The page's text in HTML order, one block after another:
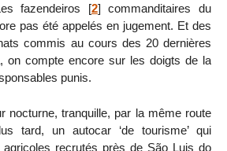
fazendeiros [2] commanditaires du
pas été appelés en jugement. Et des
commis au cours des 20 dernières
on compte encore sur les doigts de la
punis.
nocturne, tranquille, par la même route
tard, un autocar ‘de tourisme’ qui
recrutés près de São Luis do